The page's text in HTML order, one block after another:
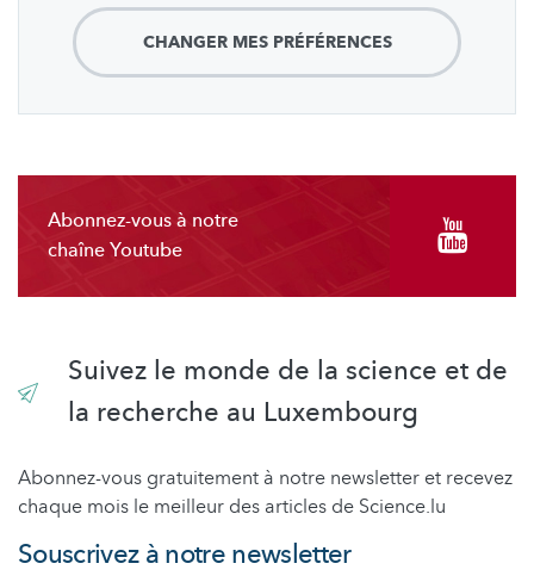
CHANGER MES PRÉFÉRENCES
Abonnez-vous à notre
chaîne Youtube
Suivez le monde de la science et de
la recherche au Luxembourg
Abonnez-vous gratuitement à notre newsletter et recevez
chaque mois le meilleur des articles de Science.lu
Souscrivez à notre newsletter